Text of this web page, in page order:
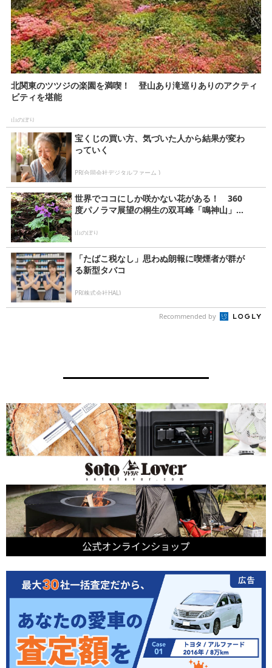
北関東のツツジの楽園を満喫！ 登山あり滝巡りありのアクティ
ビティを堪能
山のぼり
宝くじの買い方、気づいた人から結果が変わ
っていく
PR(合同会社デジタルファーム )
世界でココにしか咲かない花がある！ 360
度パノラマ展望の桐生の双耳峰「鳴神山」...
山のぼり
「たばこ税なし」思わぬ朗報に喫煙者が群が
る新型タバコ
PR(株式会社HAL)
Recommended by